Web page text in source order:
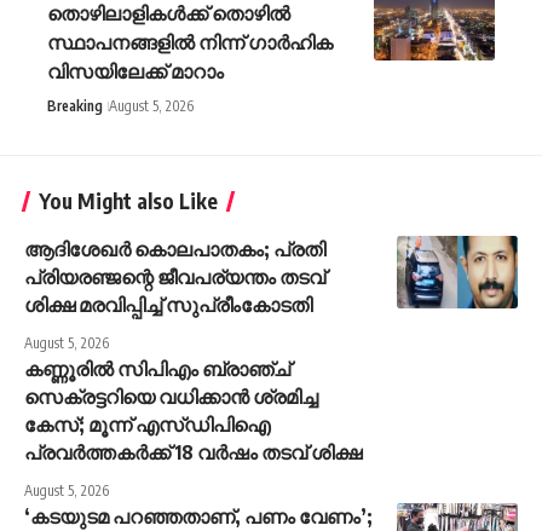
തൊഴിലാളികൾക്ക് തൊഴിൽ
സ്ഥാപനങ്ങളിൽ നിന്ന് ഗാർഹിക
വിസയിലേക്ക് മാറാം
Breaking August 5, 2026
You Might also Like
ആദിശേഖര്‍ കൊലപാതകം; പ്രതി
പ്രിയരഞ്ജന്റെ ജീവപര്യന്തം തടവ്
ശിക്ഷ മരവിപ്പിച്ച് സുപ്രീംകോടതി
August 5, 2026
കണ്ണൂരിൽ സിപിഎം ബ്രാഞ്ച്
സെക്രട്ടറിയെ വധിക്കാൻ ശ്രമിച്ച
കേസ്; മൂന്ന് എസ്ഡിപിഐ
പ്രവർത്തകർക്ക് 18 വർഷം തടവ് ശിക്ഷ
August 5, 2026
‘കടയുടമ പറഞ്ഞതാണ്, പണം വേണം’;